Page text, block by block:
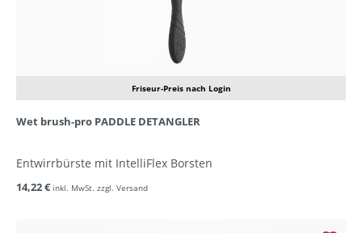
Friseur-Preis nach Login
Wet brush-pro PADDLE DETANGLER
Entwirrbürste mit IntelliFlex Borsten
14,22 € inkl. MwSt. zzgl. Versand